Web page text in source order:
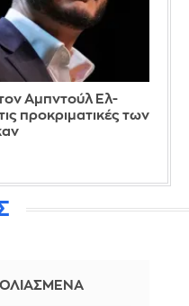
Αμπντούλ Ελ-
προκριματικές των